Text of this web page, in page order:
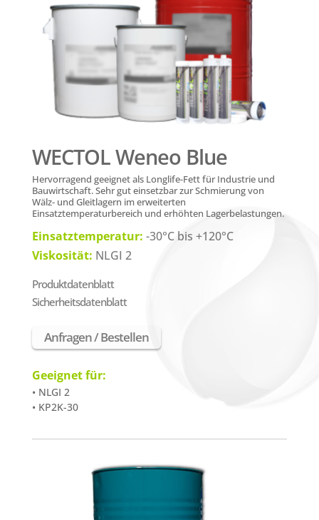
WECTOL Weneo Blue
Hervorragend geeignet als Longlife-Fett für Industrie und
Bauwirtschaft. Sehr gut einsetzbar zur Schmierung von
Wälz- und Gleitlagern im erweiterten
Einsatztemperaturbereich und erhöhten Lagerbelastungen.
Einsatztemperatur: -30°C bis +120°C
Viskosität: NLGI 2
Produktdatenblatt
Sicherheitsdatenblatt
Anfragen / Bestellen
Geeignet für:
• NLGI 2
• KP2K-30